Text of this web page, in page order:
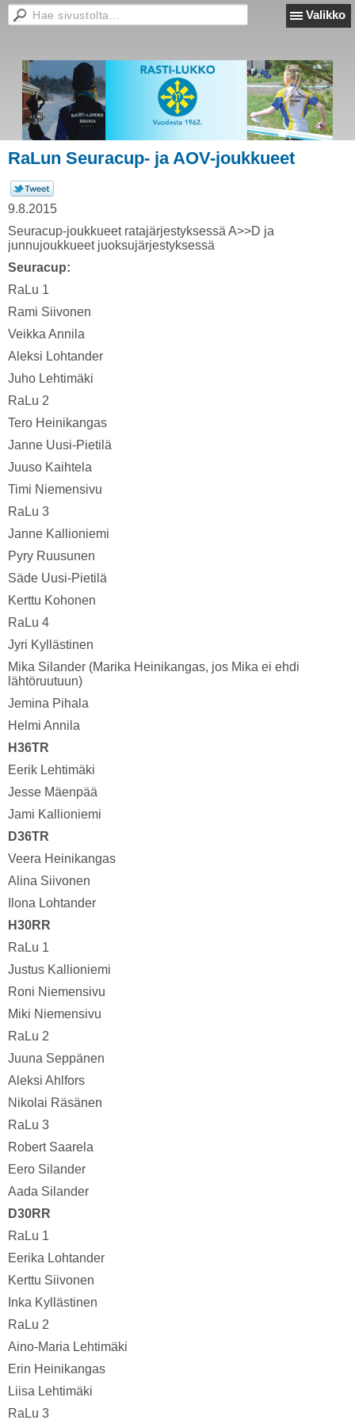
Valikko
RaLun Seuracup- ja AOV-joukkueet
9.8.2015
Seuracup-joukkueet ratajärjestyksessä A>>D ja
junnujoukkueet juoksujärjestyksessä
Seuracup:
RaLu 1
Rami Siivonen
Veikka Annila
Aleksi Lohtander
Juho Lehtimäki
RaLu 2
Tero Heinikangas
Janne Uusi-Pietilä
Juuso Kaihtela
Timi Niemensivu
RaLu 3
Janne Kallioniemi
Pyry Ruusunen
Säde Uusi-Pietilä
Kerttu Kohonen
RaLu 4
Jyri Kyllästinen
Mika Silander (Marika Heinikangas, jos Mika ei ehdi
lähtöruutuun)
Jemina Pihala
Helmi Annila
H36TR
Eerik Lehtimäki
Jesse Mäenpää
Jami Kallioniemi
D36TR
Veera Heinikangas
Alina Siivonen
Ilona Lohtander
H30RR
RaLu 1
Justus Kallioniemi
Roni Niemensivu
Miki Niemensivu
RaLu 2
Juuna Seppänen
Aleksi Ahlfors
Nikolai Räsänen
RaLu 3
Robert Saarela
Eero Silander
Aada Silander
D30RR
RaLu 1
Eerika Lohtander
Kerttu Siivonen
Inka Kyllästinen
RaLu 2
Aino-Maria Lehtimäki
Erin Heinikangas
Liisa Lehtimäki
RaLu 3